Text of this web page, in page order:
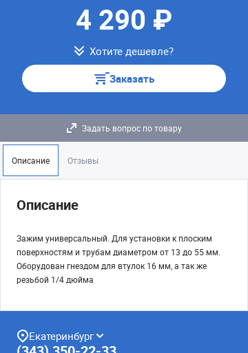
4 290 ₽
Хотите дешевле?
Заказать
Задать вопрос по товару
Описание Отзывы
Описание
Зажим универсальный. Для установки к плоским
поверхностям и трубам диаметром от 13 до 55 мм.
Оборудован гнездом для втулок 16 мм, а так же
резьбой 1/4 дюйма
Екатеринбург